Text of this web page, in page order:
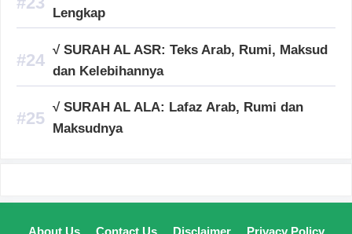
Lengkap
√ SURAH AL ASR: Teks Arab, Rumi, Maksud
dan Kelebihannya
√ SURAH AL ALA: Lafaz Arab, Rumi dan
Maksudnya
About Us Contact Us Disclaimer Privacy Policy